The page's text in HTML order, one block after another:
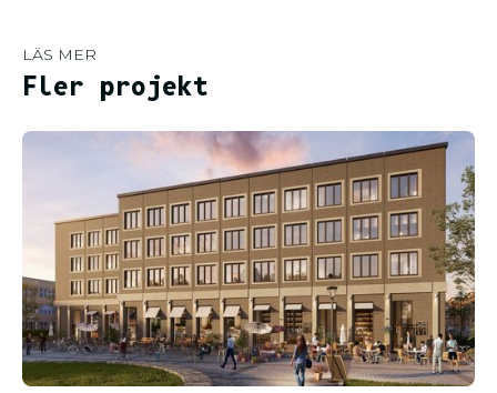
LÄS MER
Fler projekt